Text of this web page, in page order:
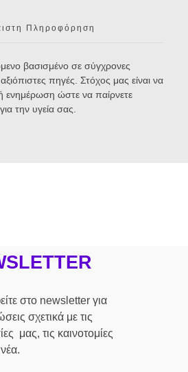
Πληροφόρηση
βασισμένο σε σύγχρονες
αξιόπιστες πηγές. Στόχος μας είναι να
ώστε να παίρνετε
την υγεία σας.
στο newsletter για
σχετικά με τις
μας, τις καινοτομίες